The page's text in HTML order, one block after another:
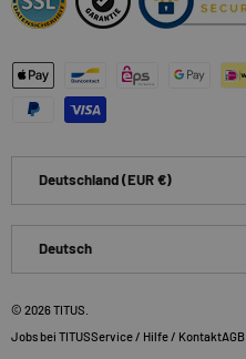
Zahlungsmethoden
Deutschland (EUR €)
Deutsch
© 2026TITUS
Jobs bei TITUSService / Hilfe / KontaktAGB